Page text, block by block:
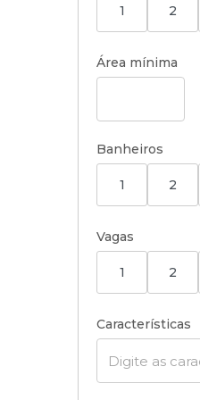
1 2
Área mínima
Banheiros
1 2
Vagas
1 2
Características